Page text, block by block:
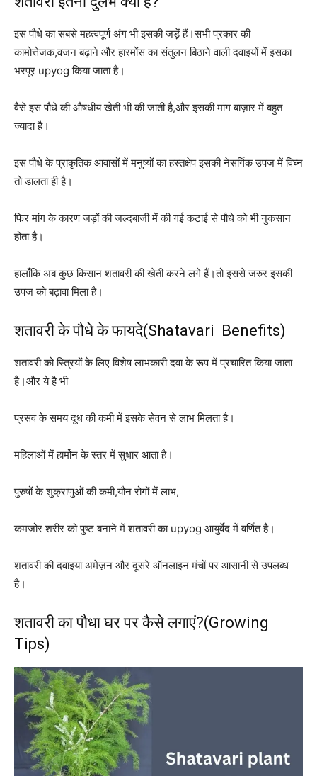
इस पौधे का सबसे महत्वपूर्ण अंग भी इसकी जड़ें हैं।सभी प्रकार की
कामोत्तेजक,वजन बढ़ाने और हारमोंस का संतुलन बिठाने वाली दवाइयों में इसका
भरपूर upyog किया जाता है।
वैसे इस पौधे की औषधीय खेती भी की जाती है,और इसकी मांग बाज़ार में बहुत
ज्यादा है।
इस पौधे के प्राकृतिक आवासों में मनुष्यों का हस्तक्षेप इसकी नेसर्गिक उपज में विघ्न
तो डालता ही है।
फिर मांग के कारण जड़ों की जल्दबाजी में की गई कटाई से पौधे को भी नुकसान
होता है।
हालाँकि अब कुछ किसान शतावरी की खेती करने लगे हैं।तो इससे जरुर इसकी
उपज को बढ़ावा मिला है।
शतावरी के पौधे के फायदे(Shatavari Benefits)
शतावरी को स्त्रियों के लिए विशेष लाभकारी दवा के रूप में प्रचारित किया जाता
है।और ये है भी
प्रसव के समय दूध की कमी में इसके सेवन से लाभ मिलता है।
महिलाओं में हार्मोन के स्तर में सुधार आता है।
पुरुषों के शुक्राणुओं की कमी,यौन रोगों में लाभ,
कमजोर शरीर को पुष्ट बनाने में शतावरी का upyog आयुर्वेद में वर्णित है।
शतावरी की दवाइयां अमेज़न और दूसरे ऑनलाइन मंचों पर आसानी से उपलब्ध
है।
शतावरी का पौधा घर पर कैसे लगाएं?(Growing
Tips)